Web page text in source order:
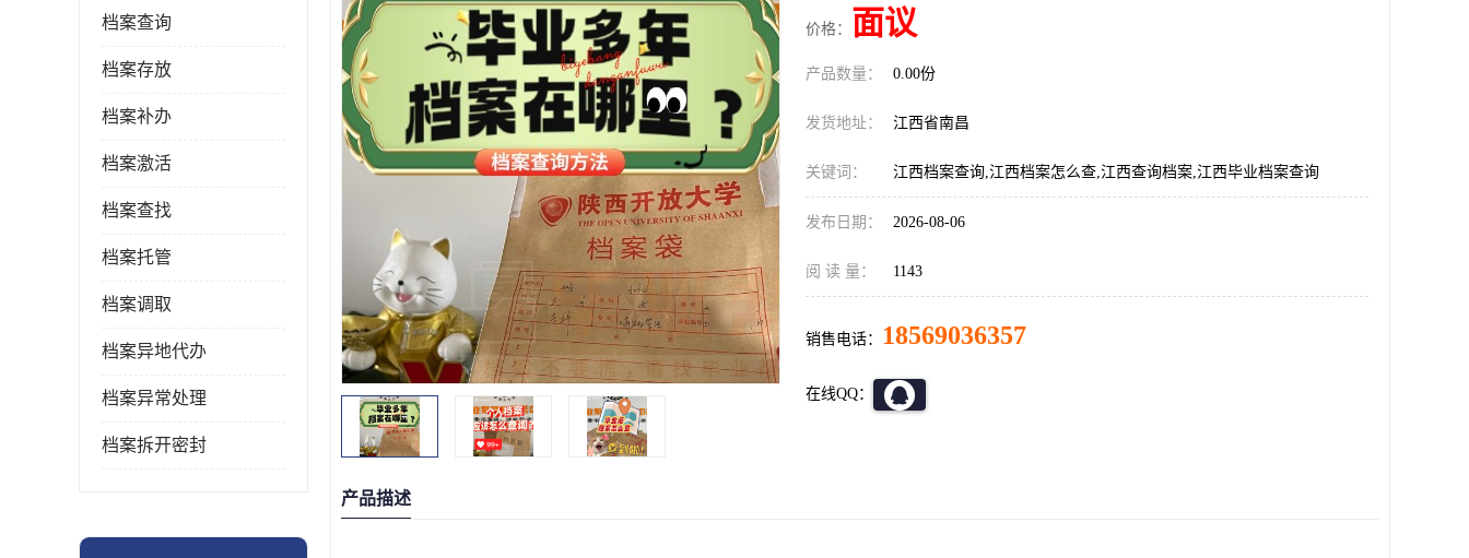
档案查询
档案存放
档案补办
档案激活
档案查找
档案托管
档案调取
档案异地代办
档案异常处理
档案拆开密封
价格： 面议
产品数量： 0.00份
发货地址： 江西省南昌
关键词： 江西档案查询,江西档案怎么查,江西查询档案,江西毕业档案查询
发布日期： 2026-08-06
阅 读 量： 1143
销售电话： 18569036357
在线QQ：
产品描述